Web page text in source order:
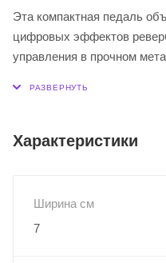
Эта компактная педаль
цифровых эффектов
управления в прочном
нишевые эффекты, такие
модуляции. Каждый
отдельный слот. Функцию
Характеристики
Ширина см
7